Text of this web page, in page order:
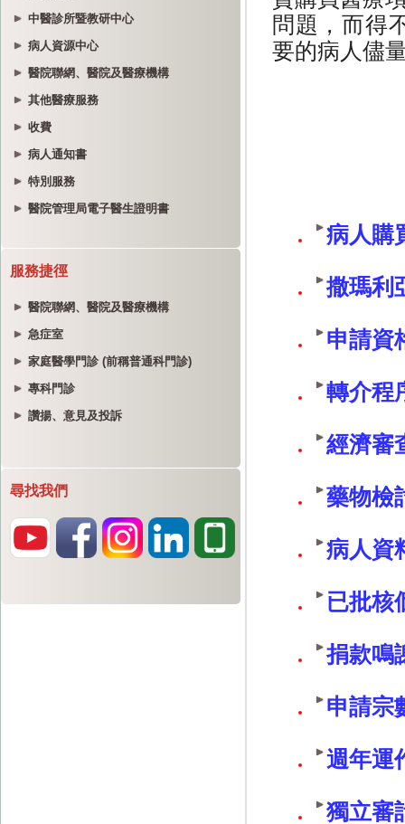
中醫診所暨教研中心
病人資源中心
醫院聯網、醫院及醫療機構
其他醫療服務
收費
病人通知書
特別服務
醫院管理局電子醫生證明書
服務捷徑
醫院聯網、醫院及醫療機構
急症室
家庭醫學門診 (前稱普通科門診)
專科門診
讚揚、意見及投訴
尋找我們